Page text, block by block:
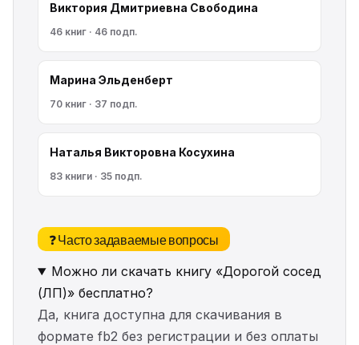
Виктория Дмитриевна Свободина
46 книг · 46 подп.
Марина Эльденберт
70 книг · 37 подп.
Наталья Викторовна Косухина
83 книги · 35 подп.
❓ Часто задаваемые вопросы
Можно ли скачать книгу «Дорогой сосед
(ЛП)» бесплатно?
Да, книга доступна для скачивания в
формате fb2 без регистрации и без оплаты